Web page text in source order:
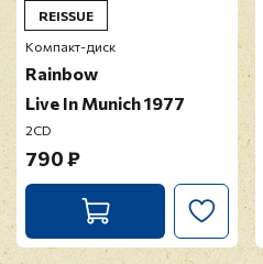
REISSUE
Компакт-диск
Rainbow
Live In Munich 1977
2CD
790 ₽